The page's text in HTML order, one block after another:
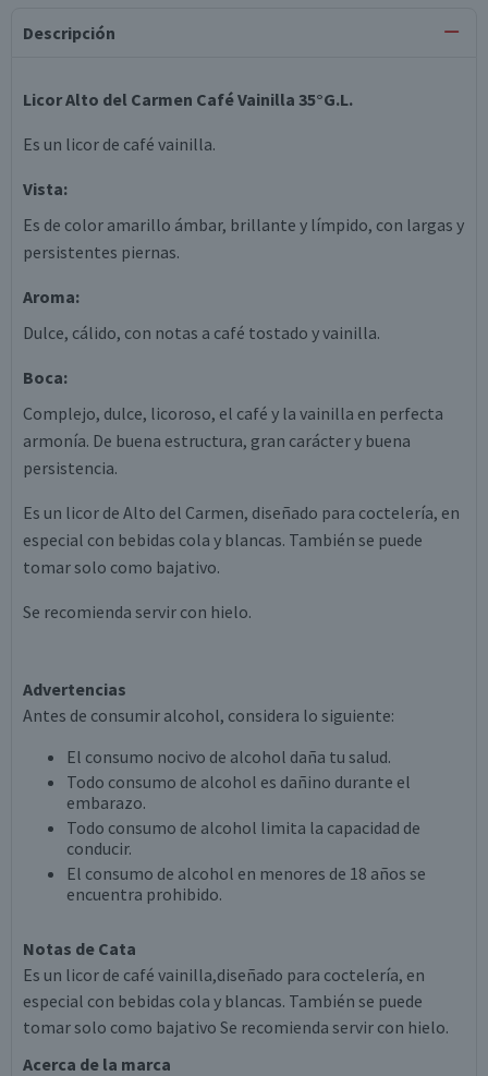
Descripción
Licor Alto del Carmen Café Vainilla 35°G.L.
Es un licor de café vainilla.
Vista:
Es de color amarillo ámbar, brillante y límpido, con largas y
persistentes piernas.
Aroma:
Dulce, cálido, con notas a café tostado y vainilla.
Boca:
Complejo, dulce, licoroso, el café y la vainilla en perfecta
armonía. De buena estructura, gran carácter y buena
persistencia.
Es un licor de Alto del Carmen, diseñado para coctelería, en
especial con bebidas cola y blancas. También se puede
tomar solo como bajativo.
Se recomienda servir con hielo.
Advertencias
Antes de consumir alcohol, considera lo siguiente:
El consumo nocivo de alcohol daña tu salud.
Todo consumo de alcohol es dañino durante el
embarazo.
Todo consumo de alcohol limita la capacidad de
conducir.
El consumo de alcohol en menores de 18 años se
encuentra prohibido.
Notas de Cata
Es un licor de café vainilla,diseñado para coctelería, en
especial con bebidas cola y blancas. También se puede
tomar solo como bajativo Se recomienda servir con hielo.
Acerca de la marca